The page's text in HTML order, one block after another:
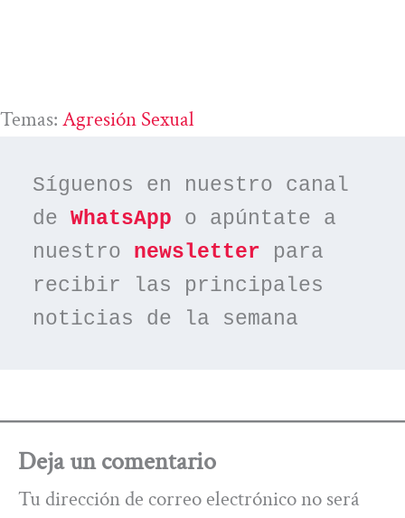
Temas: Agresión Sexual
Síguenos en nuestro canal
de WhatsApp o apúntate a
nuestro newsletter para
recibir las principales
noticias de la semana
Deja un comentario
Tu dirección de correo electrónico no será